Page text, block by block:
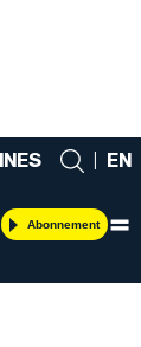
EN
Abonnement